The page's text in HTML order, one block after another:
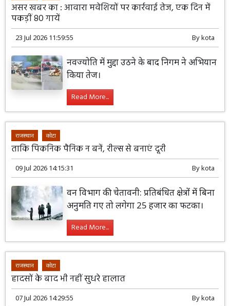
असर खबर का : आवारा मवेशियों पर कार्रवाई तेज, एक दिन में
पकड़ीं 80 गायें
23 Jul 2026 11:59:55 Bykota
नवज्योति में मुद्दा उठने के बाद निगम ने अभियान
किया तेज।
Read More...
राजस्थान कोटा
ताकि पिकनिक पैनिक न बनें, रील्स से बनाएं दूरी
09 Jul 2026 14:15:31 Bykota
वन विभाग की चेतावनी: प्रतिबंधित क्षेत्रों में बिना
अनुमति गए तो लगेगा 25 हजार का फटका।
Read More...
राजस्थान कोटा
हादसों के बाद भी नहीं सुधरे हालात
07 Jul 2026 14:29:55 Bykota